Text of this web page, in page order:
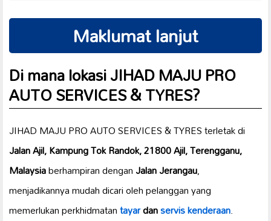
Maklumat lanjut
Di mana lokasi JIHAD MAJU PRO
AUTO SERVICES & TYRES?
JIHAD MAJU PRO AUTO SERVICES & TYRES terletak di
Jalan Ajil, Kampung Tok Randok, 21800 Ajil, Terengganu,
Malaysiaberhampiran denganJalan Jerangau,
menjadikannya mudah dicari oleh pelanggan yang
memerlukan perkhidmatantayardanservis kenderaan.